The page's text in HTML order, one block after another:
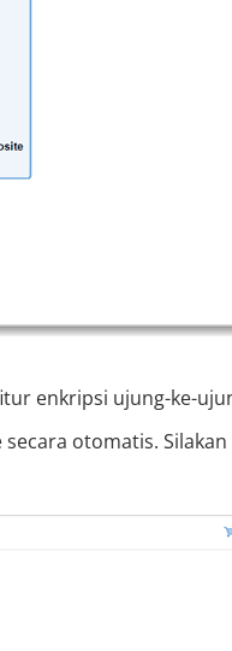
enkripsi ujung-ke-
otomatis. Silakan